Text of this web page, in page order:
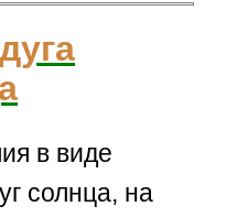
в виде
солнца, на